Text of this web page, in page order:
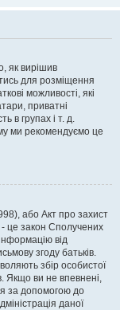
як вирішив
для розміщення
можливості, які
приватні
в групах і т. д.
ми рекомендуємо це
або Акт про захист
- це закон Сполучених
від
згоду батьків.
збір особистої
Якщо ви не впевнені,
за допомогою до
даної